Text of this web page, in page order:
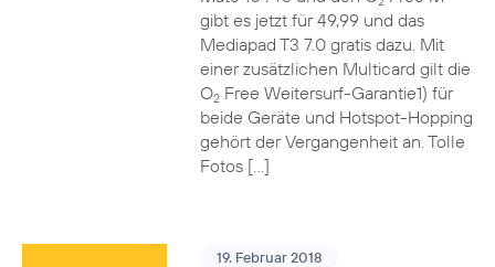
gibt es jetzt für 49,99 und das
Mediapad T3 7.0 gratis dazu. Mit
einer zusätzlichen Multicard gilt die
O2Free Weitersurf-Garantie1) für
beide Geräte und Hotspot-Hopping
gehört der Vergangenheit an. Tolle
Fotos […]
19. Februar 2018